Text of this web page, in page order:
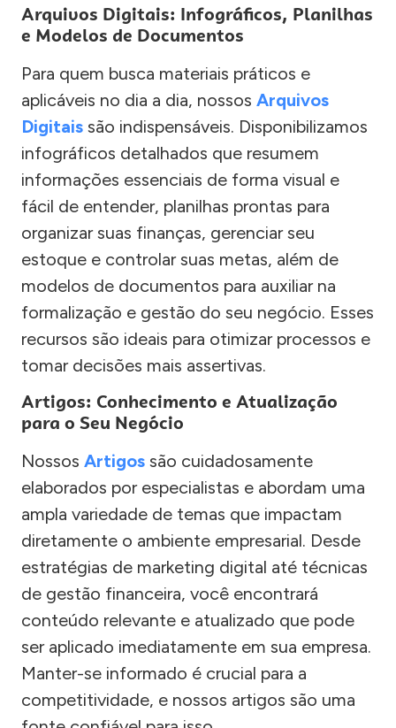
Arquivos Digitais: Infográficos, Planilhas
e Modelos de Documentos
Para quem busca materiais práticos e
aplicáveis no dia a dia, nossos Arquivos
Digitais são indispensáveis. Disponibilizamos
infográficos detalhados que resumem
informações essenciais de forma visual e
fácil de entender, planilhas prontas para
organizar suas finanças, gerenciar seu
estoque e controlar suas metas, além de
modelos de documentos para auxiliar na
formalização e gestão do seu negócio. Esses
recursos são ideais para otimizar processos e
tomar decisões mais assertivas.
Artigos: Conhecimento e Atualização
para o Seu Negócio
Nossos Artigos são cuidadosamente
elaborados por especialistas e abordam uma
ampla variedade de temas que impactam
diretamente o ambiente empresarial. Desde
estratégias de marketing digital até técnicas
de gestão financeira, você encontrará
conteúdo relevante e atualizado que pode
ser aplicado imediatamente em sua empresa.
Manter-se informado é crucial para a
competitividade, e nossos artigos são uma